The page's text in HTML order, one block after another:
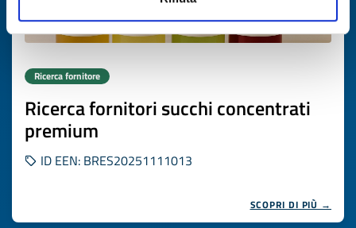
Ricerca fornitore
Ricerca fornitori succhi concentrati
premium
ID EEN: BRES20251111013
SCOPRI DI PIÙ →